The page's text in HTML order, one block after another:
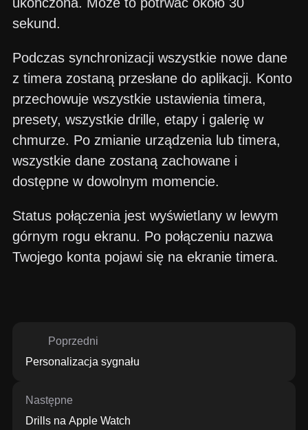
sekund.
Podczas synchronizacji wszystkie nowe dane
z timera zostaną przesłane do aplikacji. Konto
przechowuje wszystkie ustawienia timera,
presety, wszystkie drille, etapy i galerię w
chmurze. Po zmianie urządzenia lub timera,
wszystkie dane zostaną zachowane i
dostępne w dowolnym momencie.
Status połączenia jest wyświetlany w lewym
górnym rogu ekranu. Po połączeniu nazwa
Twojego konta pojawi się na ekranie timera.
Poprzedni
Personalizacja sygnału
Następne
Drills na Apple Watch